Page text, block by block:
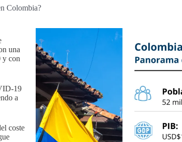
Colombia?
una
y con
19
a
coste